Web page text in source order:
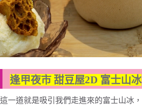
逢甲夜市 甜豆屋2D 富士山冰
這一道就是吸引我們走進來的富士山冰，